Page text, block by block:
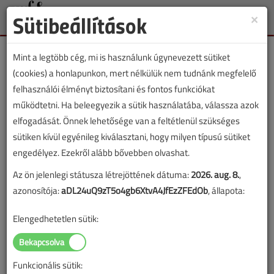
Toggle
Lapszám:
TARTALOM
Fűtéstechnika
Fatüzelés, minek
nevezzelek?
2021/1-2. lapszám
×
Sütibeállítások
Mint a legtöbb cég, mi is használunk úgynevezett sütiket
(cookies) a honlapunkon, mert nélkülük nem tudnánk megfelelő
felhasználói élményt biztosítani és fontos funkciókat
működtetni. Ha beleegyezik a sütik használatába, válassza azok
elfogadását. Önnek lehetősége van a feltétlenül szükséges
sütiken kívül egyénileg kiválasztani, hogy milyen típusú sütiket
engedélyez. Ezekről alább bővebben olvashat.
Az ön jelenlegi státusza létrejöttének dátuma:2026. aug. 8.,
azonosítója:aDL24uQ9zT5o4gb6XtvA4JfEzZFEdOb, állapota:
Elengedhetetlen sütik:
Funkcionális sütik: